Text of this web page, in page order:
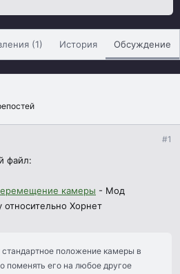
о
с
м
(1) История Обсуждение
#1
файл:
камеры - Мод
относительно Хорнет
стандартное положение камеры в
поменять его на любое другое